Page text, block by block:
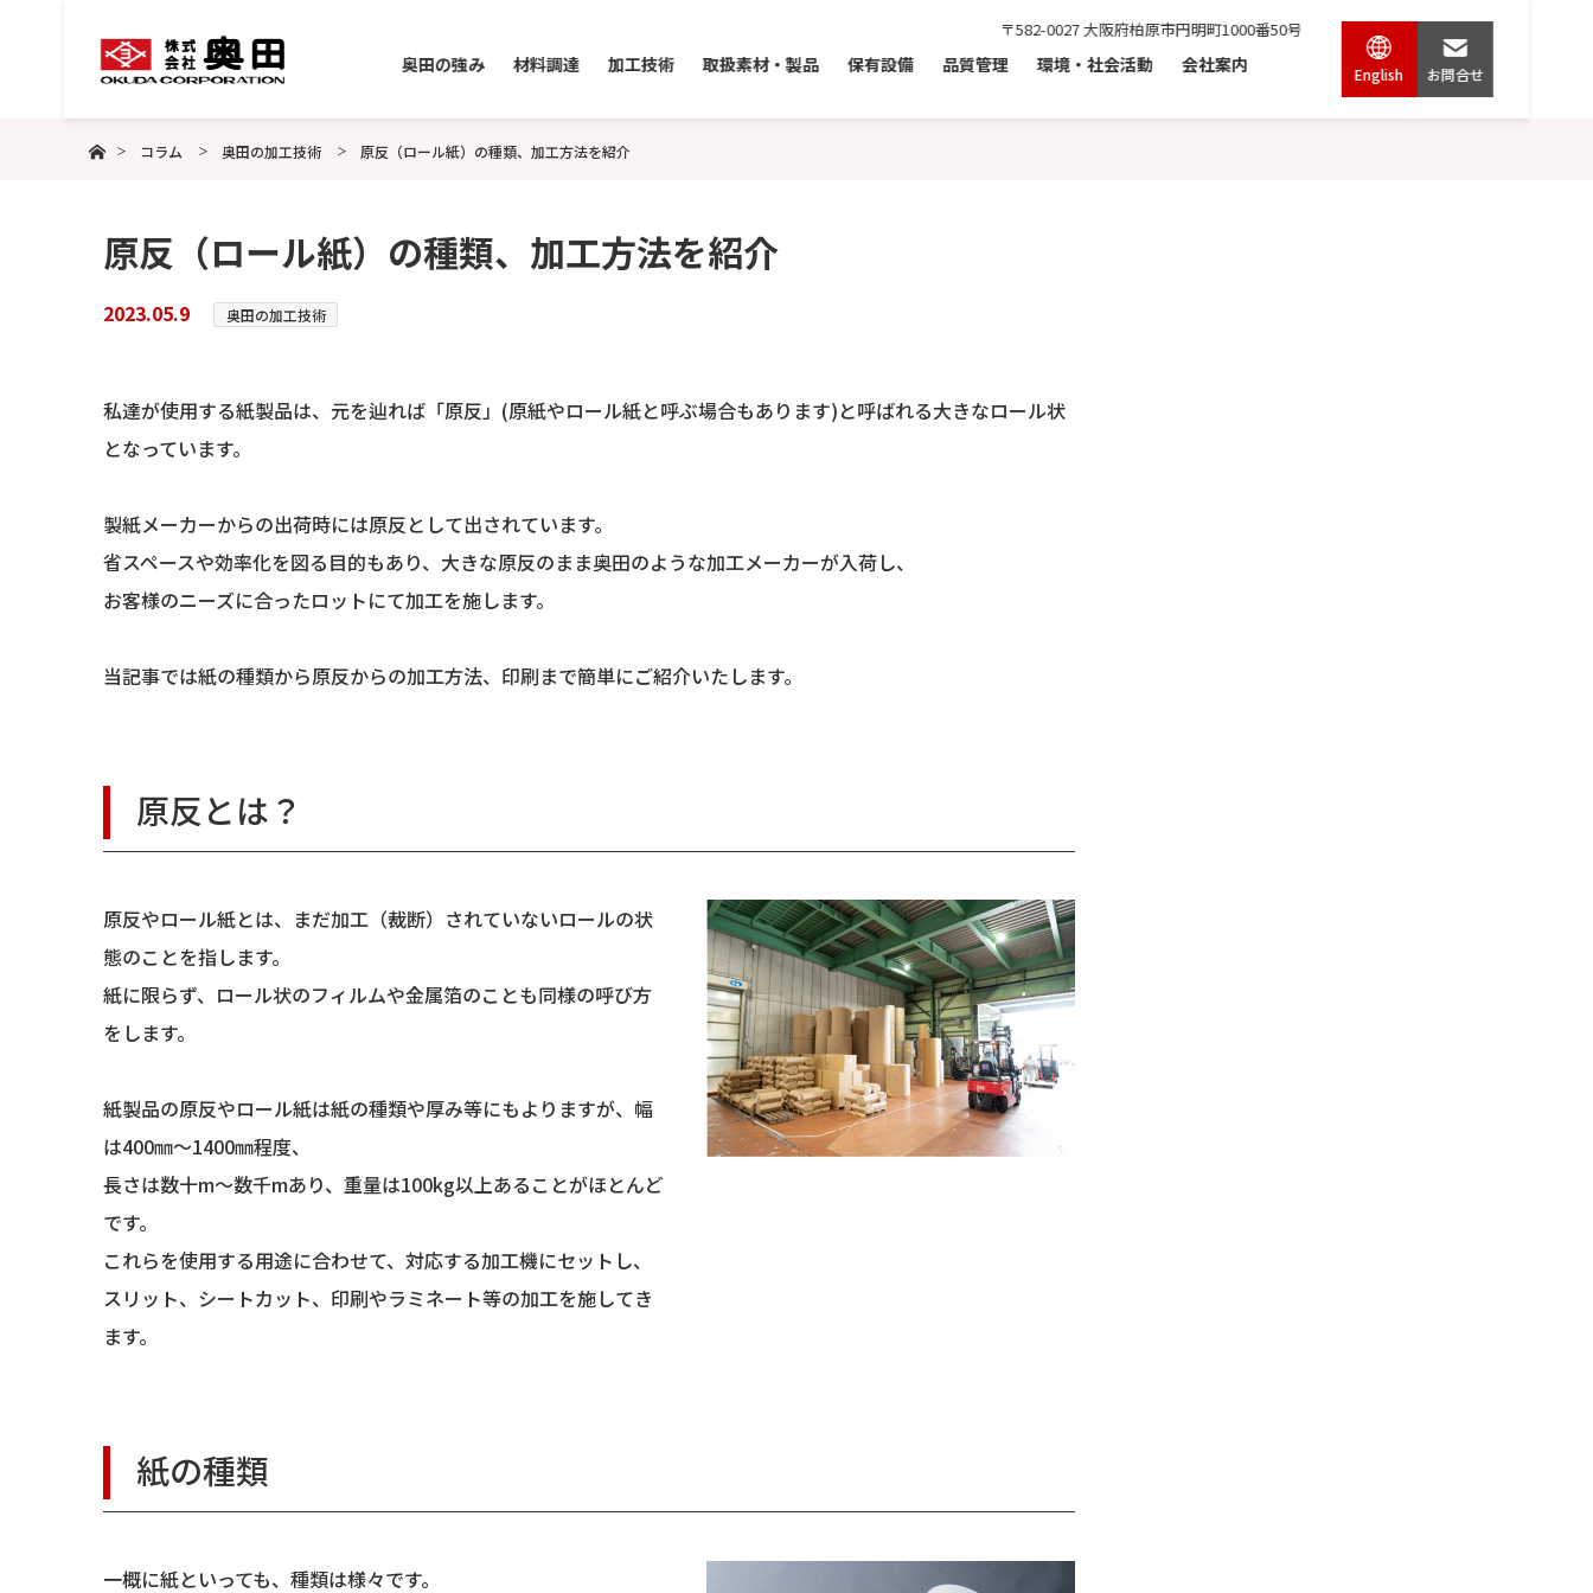
〒582-0027 大阪府柏原市円明町1000番50号
奥田の強み 材料調達 加工技術 取扱素材・製品 保有設備 品質管理 環境・社会活動 会社案内 English お問合せ
コラム
奥田の加工技術 原反（ロール紙）の種類、加工方法を紹介
原反（ロール紙）の種類、加工方法を紹介
2023.05.9 奥田の加工技術
私達が使用する紙製品は、元を辿れば「原反」(原紙やロール紙と呼ぶ場合もあります)と呼ばれる大きなロール状
となっています。
製紙メーカーからの出荷時には原反として出されています。
省スペースや効率化を図る目的もあり、大きな原反のまま奥田のような加工メーカーが入荷し、
お客様のニーズに合ったロットにて加工を施します。
当記事では紙の種類から原反からの加工方法、印刷まで簡単にご紹介いたします。
原反とは？
原反やロール紙とは、まだ加工（裁断）されていないロールの状
態のことを指します。
紙に限らず、ロール状のフィルムや金属箔のことも同様の呼び方
をします。
紙製品の原反やロール紙は紙の種類や厚み等にもよりますが、幅
は400㎜～1400㎜程度、
長さは数十m～数千mあり、重量は100kg以上あることがほとんど
です。
これらを使用する用途に合わせて、対応する加工機にセットし、
スリット、シートカット、印刷やラミネート等の加工を施してき
ます。
紙の種類
一概に紙といっても、種類は様々です。